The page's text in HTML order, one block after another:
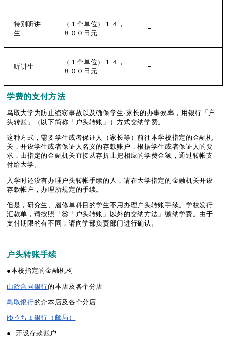
特別听讲
生
（１个单位）１４，
８００日元
−
听讲生
（１个单位）１４，
８００日元
−
学费的支付方法
鸟取大学为防止盗窃事故以及确保学生·家长的办事效率，用银行「户
头转账」（以下简称「户头转账」）方式交纳学费。
这种方式，需要学生或者保证人（家长等）前往本学校指定的金融机
关，开设学生或者保证人名义的存款账户，根据学生或者保证人的要
求，由指定的金融机关直接从存折上把相应的学费金额，通过转帐支
付给大学。
入学时还没有办理户头转帐手续的人，请在大学指定的金融机关开设
存款帐户，办理所规定的手续。
但是， 研究生、履修单科目的学生不用办理户头转账手续。学校发行
汇款单，请按照「⑥「户头转账」以外的交纳方法」缴纳学费。由于
支付期限的有不同，请向学部负责部门进行确认。
户头转账手续
●本校指定的金融机构
山陰合同銀行的本店及各个分店
鳥取銀行的介本店及各个分店
ゆうちょ銀行（邮局）
● 开设存款账户